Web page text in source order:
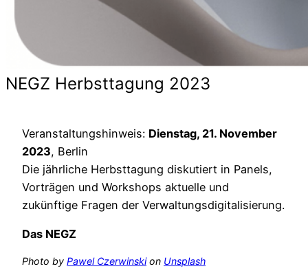
NEGZ Herbsttagung 2023
Veranstaltungshinweis: Dienstag, 21. November
2023, Berlin
Die jährliche Herbsttagung diskutiert in Panels,
Vorträgen und Workshops aktuelle und
zukünftige Fragen der Verwaltungsdigitalisierung.
Das NEGZ
Photo by Pawel Czerwinskion Unsplash